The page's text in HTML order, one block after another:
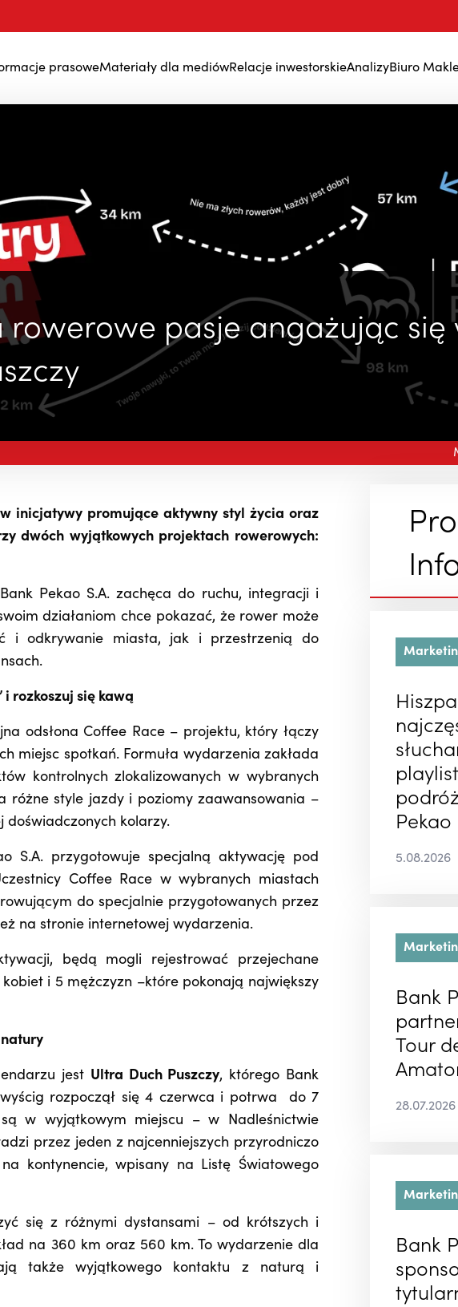
prasoweMateriały dla mediówRelacje inwestorskieAnalizyBiuro
rowerowe pasje angażując się
inicjatywy promujące aktywny styl życia oraz
dwóch wyjątkowych projektach rowerowych:
Pekao S.A. zachęca do ruchu, integracji i
działaniom chce pokazać, że rower może
i odkrywanie miasta, jak i przestrzenią do
i rozkoszuj się kawą
odsłona Coffee Race – projektu, który łączy
miejsc spotkań. Formuła wydarzenia zakłada
kontrolnych zlokalizowanych w wybranych
różne style jazdy i poziomy zaawansowania –
kolarzy.
S.A. przygotowuje specjalną aktywację pod
Coffee Race w wybranych miastach
do specjalnie przygotowanych przez
na stronie internetowej wydarzenia.
będą mogli rejestrować przejechane
i 5 mężczyzn –które pokonają największy
natury
jest Ultra Duch Puszczy, którego Bank
rozpoczął się 4 czerwca i potrwa do 7
w wyjątkowym miejscu – w Nadleśnictwie
przez jeden z najcenniejszych przyrodniczo
kontynencie, wpisany na Listę Światowego
się z różnymi dystansami – od krótszych i
na 360 km oraz 560 km. To wydarzenie dla
także wyjątkowego kontaktu z naturą i
5.08.2026
Bank
Tour
28.07.2026
Bank